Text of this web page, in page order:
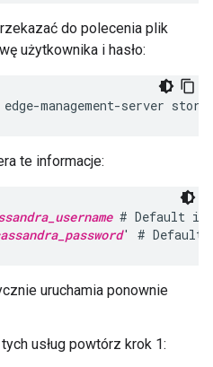
do polecenia plik
użytkownika i hasło:
management-server
te informacje:
# Default is
' # Default
uruchamia ponownie
usług powtórz krok 1: